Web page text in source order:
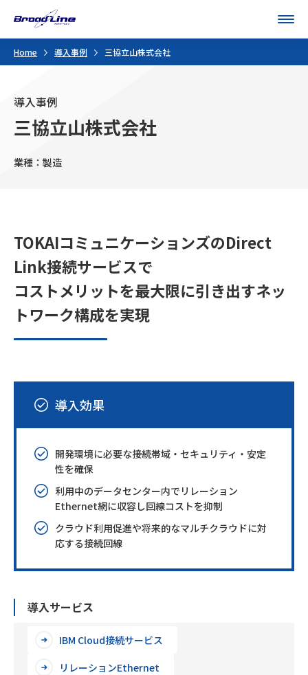
Home 導入事例 三協立山株式会社
導入事例
三協立山株式会社
業種：製造
TOKAIコミュニケーションズのDirect
Link接続サービスで
コストメリットを最大限に引き出すネッ
トワーク構成を実現
導入効果
開発環境に必要な接続帯域・セキュリティ・安定
性を確保
利用中のデータセンター内でリレーション
Ethernet網に収容し回線コストを抑制
クラウド利用促進や将来的なマルチクラウドに対
応する接続回線
導入サービス
IBM Cloud接続サービス
リレーションEthernet